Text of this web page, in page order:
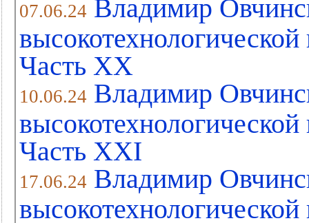
07.06.24 Владимир
Часть XХ
10.06.24 Владимир
Часть XХI
17.06.24 Владимир